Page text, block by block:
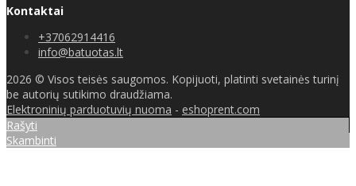
Kontaktai
+37062914416
info@batuotas.lt
2026 © Visos teisės saugomos. Kopijuoti, platinti svetainės turinį
be autorių sutikimo draudžiama.
Elektroninių parduotuvių nuoma - eshoprent.com
Rašyti
Skambinti